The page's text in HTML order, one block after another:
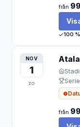
från
100
NOV
1
zo
från